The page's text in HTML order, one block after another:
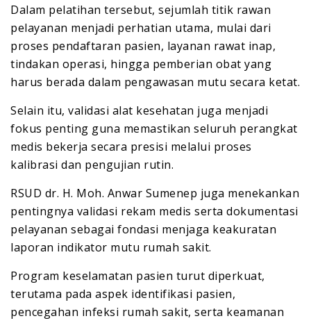
Dalam pelatihan tersebut, sejumlah titik rawan
pelayanan menjadi perhatian utama, mulai dari
proses pendaftaran pasien, layanan rawat inap,
tindakan operasi, hingga pemberian obat yang
harus berada dalam pengawasan mutu secara ketat.
Selain itu, validasi alat kesehatan juga menjadi
fokus penting guna memastikan seluruh perangkat
medis bekerja secara presisi melalui proses
kalibrasi dan pengujian rutin.
RSUD dr. H. Moh. Anwar Sumenep juga menekankan
pentingnya validasi rekam medis serta dokumentasi
pelayanan sebagai fondasi menjaga keakuratan
laporan indikator mutu rumah sakit.
Program keselamatan pasien turut diperkuat,
terutama pada aspek identifikasi pasien,
pencegahan infeksi rumah sakit, serta keamanan